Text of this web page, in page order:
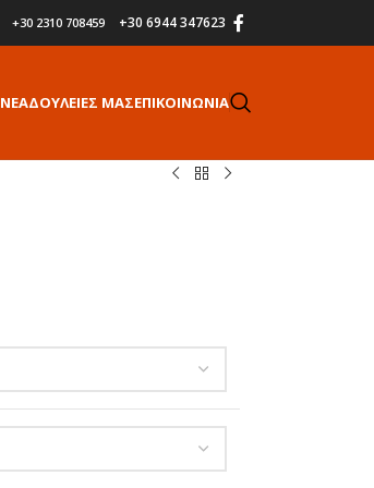
+30 2310 708459 +30 6944 347623
ΝΕΑΔΟΥΛΕΙΕΣ ΜΑΣΕΠΙΚΟΙΝΩΝΙΑ